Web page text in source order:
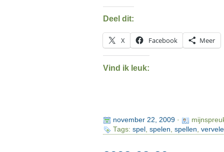
Deel dit:
X Facebook Meer
Vind ik leuk:
november 22, 2009·
Tags: spel , spelen, spellen,